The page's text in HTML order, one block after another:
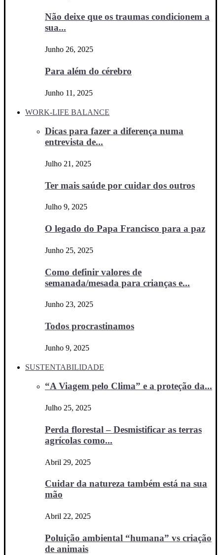
Não deixe que os traumas condicionem a
sua...
Junho 26, 2025
Para além do cérebro
Junho 11, 2025
WORK-LIFE BALANCE
Dicas para fazer a diferença numa
entrevista de...
Julho 21, 2025
Ter mais saúde por cuidar dos outros
Julho 9, 2025
O legado do Papa Francisco para a paz
Junho 25, 2025
Como definir valores de
semanada/mesada para crianças e...
Junho 23, 2025
Todos procrastinamos
Junho 9, 2025
SUSTENTABILIDADE
“A Viagem pelo Clima” e a proteção da...
Julho 25, 2025
Perda florestal – Desmistificar as terras
agrícolas como...
Abril 29, 2025
Cuidar da natureza também está na sua
mão
Abril 22, 2025
Poluição ambiental “humana” vs criação
de animais